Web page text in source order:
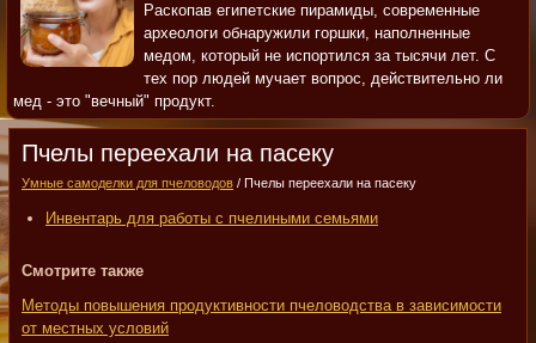
Раскопав египетские пирамиды, современные
археологи обнаружили горшки, наполненные
медом, который не испортился за тысячи лет. С
тех пор людей мучает вопрос, действительно ли
мед - это "вечный" продукт.
Пчелы переехали на пасеку
Умные самоделки для пчеловодов / Пчелы переехали на пасеку
Инвентарь для работы с пчелиными семьями
Смотрите также
Методы повышения продуктивности пчеловодства в зависимости
от местных условий